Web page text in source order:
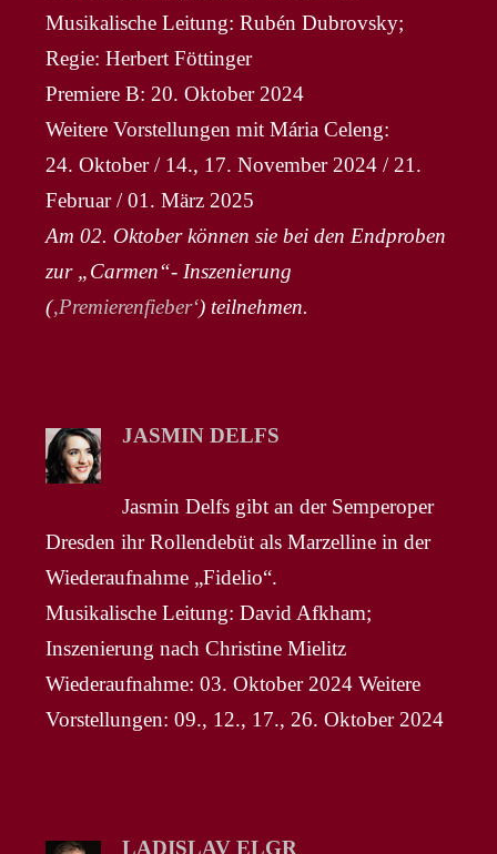
Musikalische Leitung: Rubén Dubrovsky;
Regie: Herbert Föttinger
Premiere B: 20. Oktober 2024
Weitere Vorstellungen mit Mária Celeng:
24. Oktober / 14., 17. November 2024 / 21.
Februar / 01. März 2025
Am 02. Oktober können sie bei den Endproben
zur „Carmen“- Inszenierung
(‚Premierenfieber‘) teilnehmen.
JASMIN DELFS
Jasmin Delfs gibt an der Semperoper
Dresden ihr Rollendebüt als Marzelline in der
Wiederaufnahme „Fidelio“.
Musikalische Leitung: David Afkham;
Inszenierung nach Christine Mielitz
Wiederaufnahme: 03. Oktober 2024 Weitere
Vorstellungen: 09., 12., 17., 26. Oktober 2024
LADISLAV ELGR